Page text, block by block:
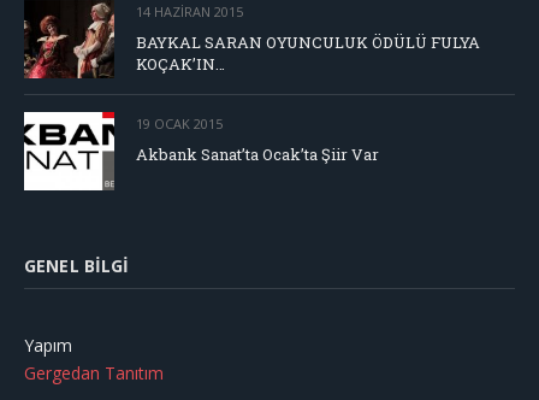
14 HAZIRAN 2015
BAYKAL SARAN OYUNCULUK ÖDÜLÜ FULYA
KOÇAK’IN…
19 OCAK 2015
Akbank Sanat’ta Ocak’ta Şiir Var
GENEL BILGI
Yapım
Gergedan Tanıtım